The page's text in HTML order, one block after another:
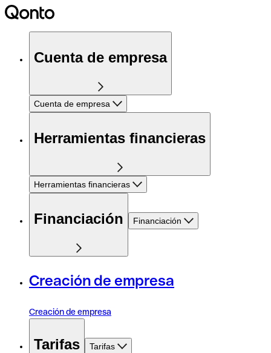
Cuenta de empresa
Cuenta de empresa
Herramientas financieras
Herramientas financieras
Financiación Financiación
Creación de empresa
Creación de empresa
Tarifas Tarifas